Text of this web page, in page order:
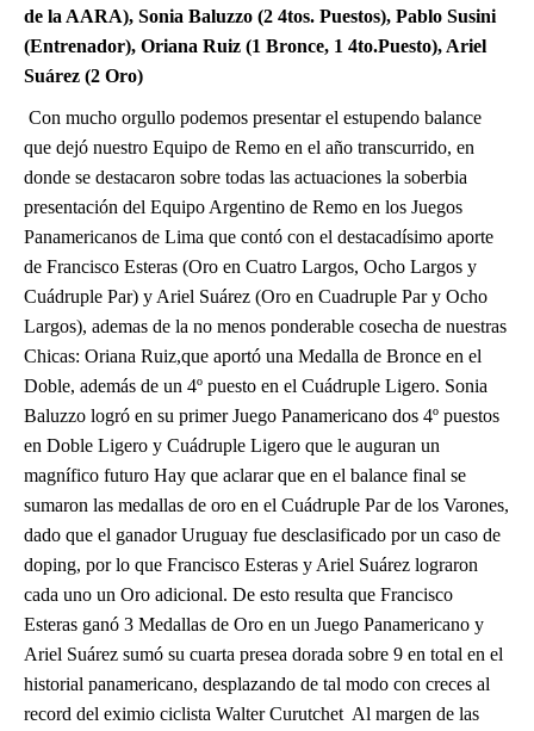
de la AARA), Sonia Baluzzo (2 4tos. Puestos), Pablo Susini
(Entrenador), Oriana Ruiz (1 Bronce, 1 4to.Puesto), Ariel
Suárez (2 Oro)
Con mucho orgullo podemos presentar el estupendo balance
que dejó nuestro Equipo de Remo en el año transcurrido, en
donde se destacaron sobre todas las actuaciones la soberbia
presentación del Equipo Argentino de Remo en los Juegos
Panamericanos de Lima que contó con el destacadísimo aporte
de Francisco Esteras (Oro en Cuatro Largos, Ocho Largos y
Cuádruple Par) y Ariel Suárez (Oro en Cuadruple Par y Ocho
Largos), ademas de la no menos ponderable cosecha de nuestras
Chicas: Oriana Ruiz,que aportó una Medalla de Bronce en el
Doble, además de un 4º puesto en el Cuádruple Ligero. Sonia
Baluzzo logró en su primer Juego Panamericano dos 4º puestos
en Doble Ligero y Cuádruple Ligero que le auguran un
magnífico futuro Hay que aclarar que en el balance final se
sumaron las medallas de oro en el Cuádruple Par de los Varones,
dado que el ganador Uruguay fue desclasificado por un caso de
doping, por lo que Francisco Esteras y Ariel Suárez lograron
cada uno un Oro adicional. De esto resulta que Francisco
Esteras ganó 3 Medallas de Oro en un Juego Panamericano y
Ariel Suárez sumó su cuarta presea dorada sobre 9 en total en el
historial panamericano, desplazando de tal modo con creces al
record del eximio ciclista Walter Curutchet Al margen de las